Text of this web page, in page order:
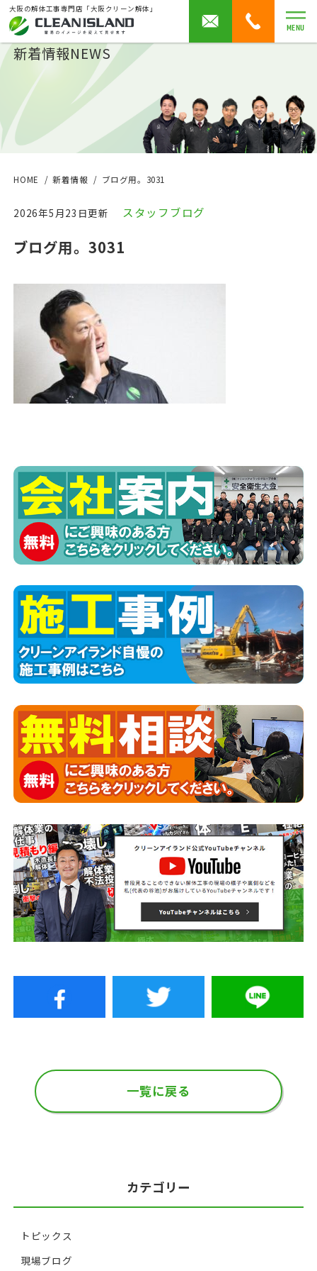
大阪の解体工事専門店「大阪クリーン解体」
MENU
新着情報NEWS
HOME 新着情報 ブログ用。3031
2026年5月23日更新 スタッフブログ
ブログ用。3031
一覧に戻る
カテゴリー
トピックス
現場ブログ